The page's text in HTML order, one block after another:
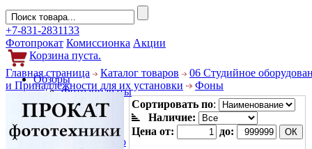
+7-831-2831133
Фотопрокат Комиссионка Акции
Корзина пуста.
Обзоры
Фотоаппараты
Объективы
Фильтры
Новости
Фото и видео
Главная страница Каталог товаров
06 Студийное
и Принадлежности для их установки
Фоны
Сортировать по:
Наличие:
Цена от:
до: